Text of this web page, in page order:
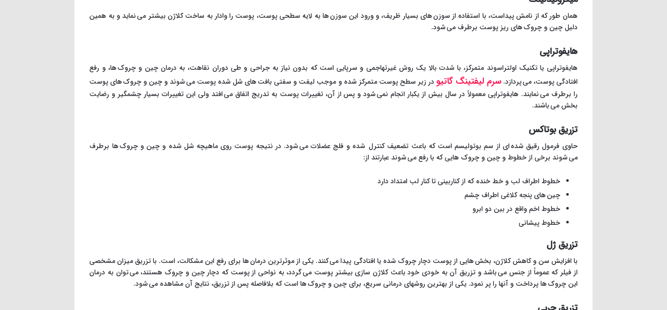
همان طور که از نامش پیداست، با استفاده از سوزن های بسیار ظریف، و ورود این سوزن ها به لایه سطحی پوست، پوست را وادار به ساخت کلاژن بیشتر می نماید و به همین
دلیل چین و چروک های ریز پوست برطرف می شود.
هایفوتراپی
هایفوتراپی یا تکنیک اولتراسوند متمرکز، با شدت بالا یک روش غیرتهاجمی و سرپایی است که بدون نیاز به جراحی و طی دوران نقاهت، به درمان چین و چروک ها، و رفع
افتادگی پوست، می پردازد.سرم لیفتینگ گاتیو در زیر سطح پوست متمرکز شده و موجب لیفت و سفتی بافت های شل شده پوست می شوند و چین و چروک های پوست
را برطرف می نمایند. هایفوتراپی معمولاً در سال بیش از یکبار انجام نمی شود و پس از آن، تغییرات پوست به تدریج اتفاق می افتد ولی این تغییرات بسیار چشمگیر و رضایت
بخش می باشند.
تزریق بوتاکس
حاوی فرمول رقیق شده ای از سم بوتولیسم است که باعث تضعیف کنترل شده و فلج عضلات می شود. در نتیجه پوست روی ماهیچه شل شده و چین و چروک ها برطرف
می شوند برخی از خطوط و چین و چروک هایی که با رفع می شوند عبارتند از:
خطوط اطراف لب و خط خنده که از کناربینی تا کنار لب امتداد دارد
چین های پنجه کلاغی اطراف چشم
خطوط اخم واقع در بین دو ابرو
خطوط پیشانی
تزریق ژل
با افزایش سن و کاهش کلاژن، بخش هایی از پوست دچار چروک شده یا افتادگی پیدا می کنند. یکی از موثرترین درمان ها برای رفع این مشکالت، است. با تزریق میزان مشخصی
از فیلر که عموماً از جنس می باشد و تزریق آن به خودی خود باعث کلاژن سازی بیشتر پوست می گردد، به نواحی از پوست که دچار چین و چروک هستند، می توان به درمان
این چروک ها پرداخت و آنها را پر نمود. یکی از بهترین روشهای درمانی سریع، برای چین و چروک ها است که بلافاصله پس از تزریق، نتایج آن مشاهده می شود.